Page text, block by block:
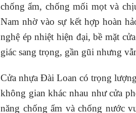
chống ẩm, chống mối mọt và
Nam nhờ vào sự kết hợp hoàn
nghệ ép nhiệt hiện đại, bề mặt
giác sang trọng, gần gũi nhưng
Cửa nhựa Đài Loan có trọng
không gian khác nhau như cửa
năng chống ẩm và chống nước